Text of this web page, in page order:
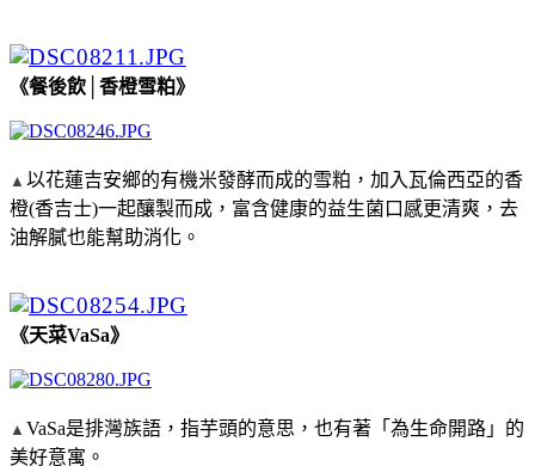
《餐後飲│香橙雪粕》
▲ 以花蓮吉安鄉的有機米發酵而成的雪粕，加入瓦倫西亞的香
橙(香吉士)一起釀製而成，富含健康的益生菌口感更清爽，去
油解膩也能幫助消化。
《天菜VaSa》
▲ VaSa是排灣族語，指芋頭的意思，也有著「為生命開路」的
美好意寓。